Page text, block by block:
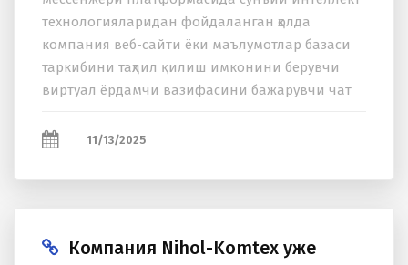
теxнологияларидан фойдаланган ҳолда
компания веб-сайти ёки маълумотлар базаси
таркибини таҳлил қилиш имконини берувчи
виртуал ёрдамчи вазифасини бажарувчи чат
фойдаланувчининг сўровига биноан
11/13/2025
Компания Nihol-Komtex уже